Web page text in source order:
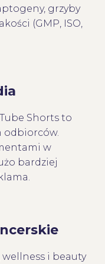
grzyby
(GMP, ISO,
Shorts to
odbiorców.
w
bardziej
wellness i beauty